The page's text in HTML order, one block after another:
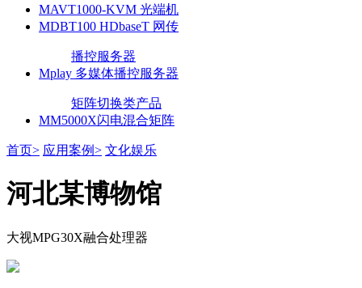
MAVT1000-KVM 光端机
MDBT100 HDbaseT 网传
播控服务器
Mplay 多媒体播控服务器
矩阵切换类产品
MM5000X闪电混合矩阵
首页> 应用案例> 文化娱乐
河北某博物馆
大视MPG30X融合处理器